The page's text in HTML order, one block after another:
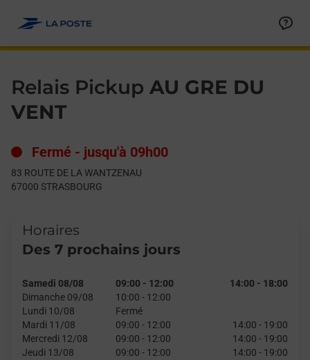
Relais Pickup AU GRE DU
VENT
Fermé - jusqu'à 09h00
83 ROUTE DE LA WANTZENAU
67000 STRASBOURG
Horaires
Des 7 prochains jours
Samedi 08/08 09:00 - 12:00 14:00 - 18:00
Dimanche 09/08
10:00 - 12:00
Lundi 10/08
Fermé
Mardi 11/08
09:00 - 12:00 14:00 - 19:00
Mercredi 12/08
09:00 - 12:00 14:00 - 19:00
Jeudi 13/08
09:00 - 12:00 14:00 - 19:00